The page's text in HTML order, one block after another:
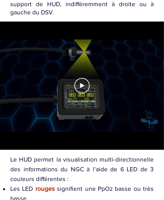
support de HUD, indifféremment à droite ou à
gauche du DSV.
Le HUD permet la visualisation multi-directionnelle
des informations du NGC à l’aide de 6 LED de 3
couleurs différentes :
Les LED rougessignifient une PpO2 basse ou très
basse.